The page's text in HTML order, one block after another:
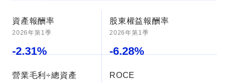
資產報酬率
2026年第1季
-2.31%
股東權益報酬率
2026年第1季
-6.28%
營業毛利÷總資產 ROCE